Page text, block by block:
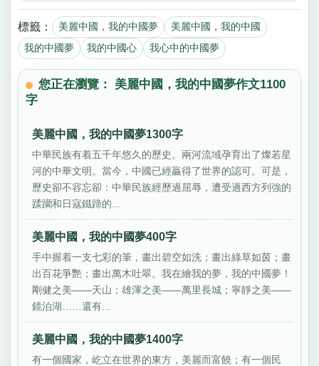
標籤： 美麗中國，我的中國夢
美麗中國，我的中國
我的中國夢
我的中國心 我心中的中國夢
您正在瀏覽： 美麗中國，我的中國夢作文1100
字
美麗中國，我的中國夢1300字
中華民族有着五千年悠久的歷史。兩河流域孕育出了燦若星
河的中華文明。當今，中國已經贏得了世界的認可。可是，
歷史卻不容忘卻：中華民族經歷過屈辱，遭受過西方列強的
蹂躪和日寇鐵蹄的...
美麗中國，我的中國夢400字
手中握着一支七彩的筆，畫出碧空如洗；畫出綠草如茵；畫
出百花爭艷；畫出萬木吐翠。我在繪我的夢，我的中國夢！
剛健之美——天山；雄渾之美——萬里長城；寧靜之美——
鏡泊湖……還有...
美麗中國，我的中國夢1400字
有一個國家，屹立在世界的東方，美麗而富饒；有一個民